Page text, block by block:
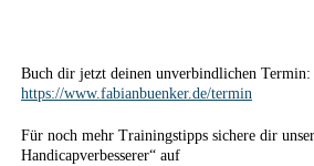
Buch dir jetzt deinen unverbindlichen Termin:
https://www.fabianbuenker.de/termin
Für noch mehr Trainingstipps sichere dir
Handicapverbesserer“ auf